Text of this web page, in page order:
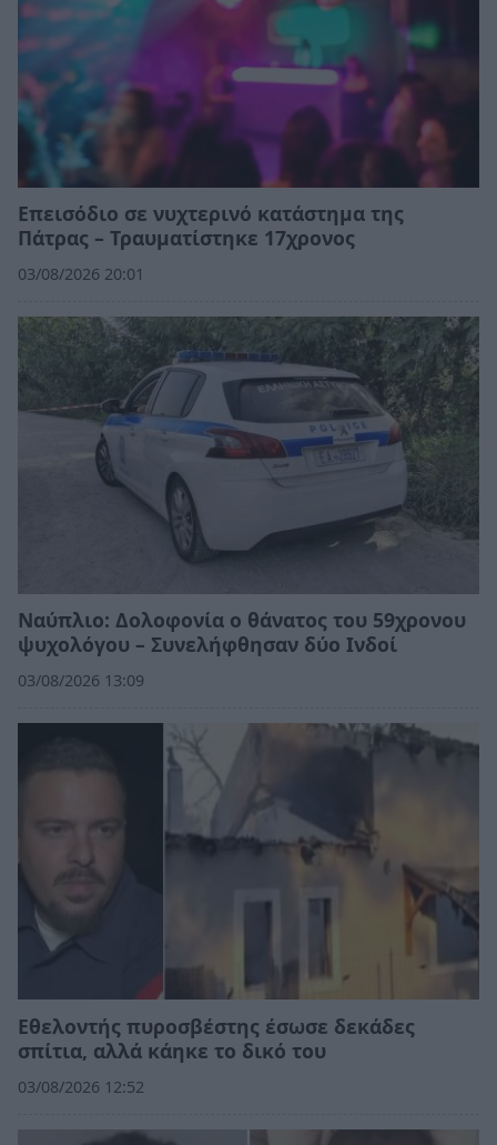
Επεισόδιο σε νυχτερινό κατάστημα της
Πάτρας – Τραυματίστηκε 17χρονος
03/08/2026 20:01
Ναύπλιο: Δολοφονία ο θάνατος του 59χρονου
ψυχολόγου – Συνελήφθησαν δύο Ινδοί
03/08/2026 13:09
Εθελοντής πυροσβέστης έσωσε δεκάδες
σπίτια, αλλά κάηκε το δικό του
03/08/2026 12:52